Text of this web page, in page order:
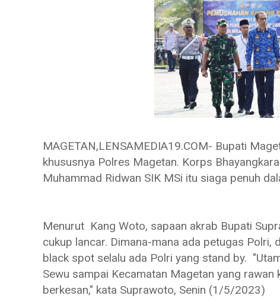
MAGETAN,LENSAMEDIA19.COM- Bupati
khususnya Polres Magetan. Korps
Muhammad Ridwan SIK MSi itu siaga penuh
Menurut Kang Woto, sapaan akrab Bupati
cukup lancar. Dimana-mana ada petugas
black spot selalu ada Polri yang stand by.
Sewu sampai Kecamatan Magetan yang rawan
berkesan," kata Suprawoto, Senin (1/5/2023)